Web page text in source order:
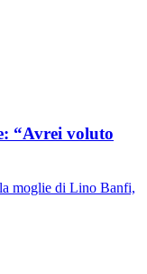
“Avrei voluto
moglie di Lino Banfi,